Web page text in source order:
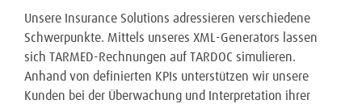
Unsere Insurance Solutions adressieren verschiedene
Schwerpunkte. Mittels unseres XML-Generators lassen
sich TARMED-Rechnungen auf TARDOC simulieren.
Anhand von definierten KPIs unterstützen wir unsere
Kunden bei der Überwachung und Interpretation ihrer